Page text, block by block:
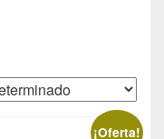
¡Oferta!